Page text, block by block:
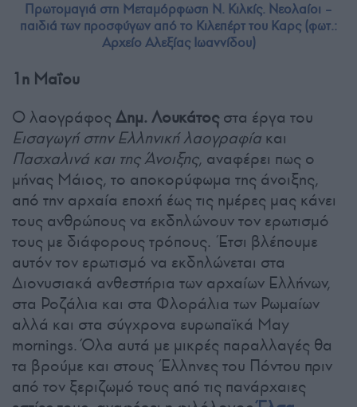
Πρωτομαγιά στη Μεταμόρφωση Ν. Κιλκίς. Νεολαίοι –
παιδιά των προσφύγων από το Κιλεπέρτ του Καρς (φωτ.:
Αρχείο Αλεξίας Ιωαννίδου)
1η Μαΐου
Ο λαογράφος Δημ. Λουκάτοςστα έργα του
Εισαγωγή στην Ελληνική λαογραφία και
Πασχαλινά και της Άνοιξης, αναφέρει πως ο
μήνας Μάιος, το αποκορύφωμα της άνοιξης,
από την αρχαία εποχή έως τις ημέρες μας κάνει
τους ανθρώπους να εκδηλώνουν τον ερωτισμό
τους με διάφορους τρόπους. Έτσι βλέπουμε
αυτόν τον ερωτισμό να εκδηλώνεται στα
Διονυσιακά ανθεστήρια των αρχαίων Ελλήνων,
στα Ροζάλια και στα Φλοράλια των Ρωμαίων
αλλά και στα σύγχρονα ευρωπαϊκά May
mornings. Όλα αυτά με μικρές παραλλαγές θα
τα βρούμε και στους Έλληνες του Πόντου πριν
από τον ξεριζωμό τους από τις πανάρχαιες